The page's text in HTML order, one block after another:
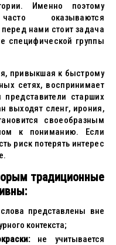
Именно поэтому
оказываются
нами стоит задача
специфической группы
привыкшая к быстрому
сетях, воспринимает
старших
выходят сленг, ирония,
своеобразным
к пониманию. Если
риск потерять интерес
традиционные
представлены вне
контекста;
не учитывается